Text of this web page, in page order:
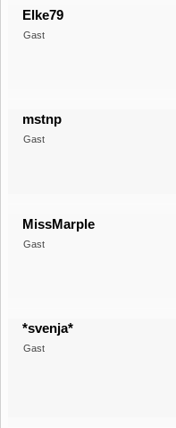
Elke79
Gast
mstnp
Gast
MissMarple
Gast
*svenja*
Gast